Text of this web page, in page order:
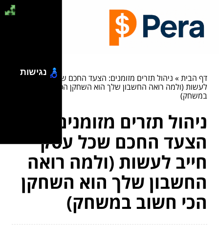
דף הבית» ניהול תזרים מזומנים: הצעד החכם שכל עסק חייב
לעשות (ולמה רואה החשבון שלך הוא השחקן הכי חשוב
במשחק)
ניהול תזרים מזומנים:
הצעד החכם שכל עסק
חייב לעשות (ולמה רואה
החשבון שלך הוא השחקן
הכי חשוב במשחק)
נגישות